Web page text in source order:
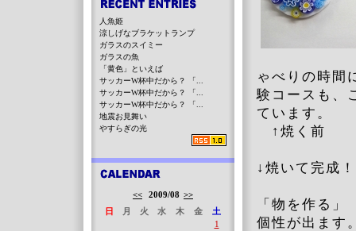
ゃべりの時間
験コースも、
ています。
↑焼く前
↓焼いて完成！
「物を作る
個性が出ます
人魚姫
涼しげなブラケットランプ
ガラスのスイミー
ガラスの魚
「黄色」といえば
サッカーW杯中だから？ 「...
サッカーW杯中だから？ 「...
サッカーW杯中だから？ 「...
地震お見舞い
やすらぎの光
<< 2009/08 >>
日
月 火 水 木 金
土
1